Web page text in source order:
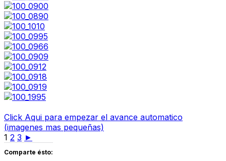
Click Aqui para empezar el avance automatico
(imagenes mas pequeñas)
1 2 3 ►
Comparte ésto: